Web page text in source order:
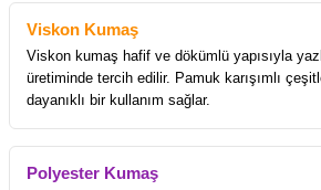
Viskon Kumaş
Viskon kumaş hafif ve dökümlü yapısıyla
üretiminde tercih edilir. Pamuk karışımlı
dayanıklı bir kullanım sağlar.
Polyester Kumaş